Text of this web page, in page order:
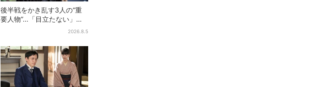
後半戦をかき乱す3人の“重
要人物”…「目立たない」主
人公・仲野太賀も、モブキ
2026.8.5